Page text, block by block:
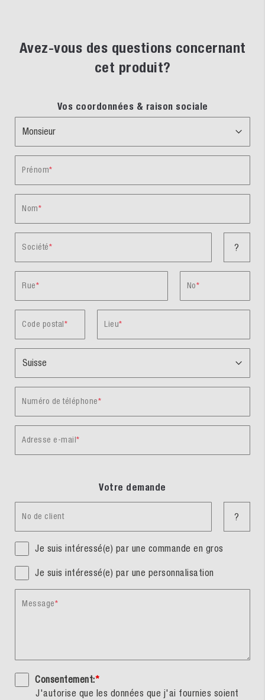
Avez-vous des questions concernant
cet produit?
Vos coordonnées & raison sociale
Prénom
Nom
Société ?
Rue No
Code postal Lieu
Numéro de téléphone
Adresse e-mail
Votre demande
No de client ?
Je suis intéressé(e) par une commande en gros
Je suis intéressé(e) par une personnalisation
Message
Consentement:*
J'autorise que les données que j'ai fournies soient